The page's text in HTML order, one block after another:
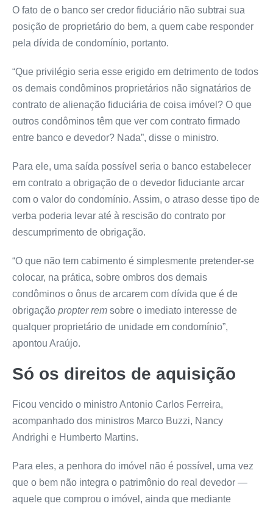
O fato de o banco ser credor fiduciário não subtrai sua
posição de proprietário do bem, a quem cabe responder
pela dívida de condomínio, portanto.
“Que privilégio seria esse erigido em detrimento de todos
os demais condôminos proprietários não signatários de
contrato de alienação fiduciária de coisa imóvel? O que
outros condôminos têm que ver com contrato firmado
entre banco e devedor? Nada”, disse o ministro.
Para ele, uma saída possível seria o banco estabelecer
em contrato a obrigação de o devedor fiduciante arcar
com o valor do condomínio. Assim, o atraso desse tipo de
verba poderia levar até à rescisão do contrato por
descumprimento de obrigação.
“O que não tem cabimento é simplesmente pretender-se
colocar, na prática, sobre ombros dos demais
condôminos o ônus de arcarem com dívida que é de
obrigação propter rem sobre o imediato interesse de
qualquer proprietário de unidade em condomínio”,
apontou Araújo.
Só os direitos de aquisição
Ficou vencido o ministro Antonio Carlos Ferreira,
acompanhado dos ministros Marco Buzzi, Nancy
Andrighi e Humberto Martins.
Para eles, a penhora do imóvel não é possível, uma vez
que o bem não integra o patrimônio do real devedor —
aquele que comprou o imóvel, ainda que mediante